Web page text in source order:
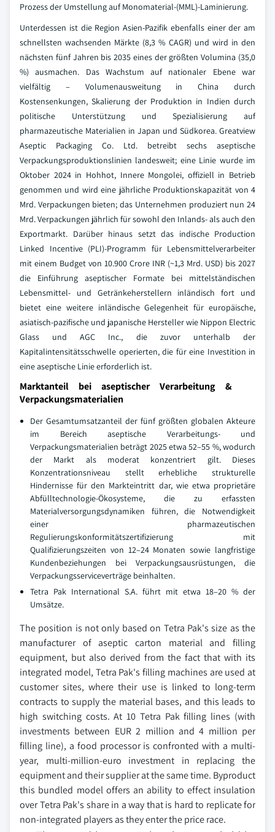
Prozess der Umstellung auf Monomaterial-(MML)-Laminierung.
Unterdessen ist die Region Asien-Pazifik ebenfalls einer der am
schnellsten wachsenden Märkte (8,3 % CAGR) und wird in den
nächsten fünf Jahren bis 2035 eines der größten Volumina (35,0
%) ausmachen. Das Wachstum auf nationaler Ebene war
vielfältig – Volumenausweitung in China durch
Kostensenkungen, Skalierung der Produktion in Indien durch
politische Unterstützung und Spezialisierung auf
pharmazeutische Materialien in Japan und Südkorea. Greatview
Aseptic Packaging Co. Ltd. betreibt sechs aseptische
Verpackungsproduktionslinien landesweit; eine Linie wurde im
Oktober 2024 in Hohhot, Innere Mongolei, offiziell in Betrieb
genommen und wird eine jährliche Produktionskapazität von 4
Mrd. Verpackungen bieten; das Unternehmen produziert nun 24
Mrd. Verpackungen jährlich für sowohl den Inlands- als auch den
Exportmarkt. Darüber hinaus setzt das indische Production
Linked Incentive (PLI)-Programm für Lebensmittelverarbeiter
mit einem Budget von 10.900 Crore INR (~1,3 Mrd. USD) bis 2027
die Einführung aseptischer Formate bei mittelständischen
Lebensmittel- und Getränkeherstellern inländisch fort und
bietet eine weitere inländische Gelegenheit für europäische,
asiatisch-pazifische und japanische Hersteller wie Nippon Electric
Glass und AGC Inc., die zuvor unterhalb der
Kapitalintensitätsschwelle operierten, die für eine Investition in
eine aseptische Linie erforderlich ist.
Marktanteil bei aseptischer Verarbeitung &
Verpackungsmaterialien
Der Gesamtumsatzanteil der fünf größten globalen Akteure
im Bereich aseptische Verarbeitungs- und
Verpackungsmaterialien beträgt 2025 etwa 52–55 %, wodurch
der Markt als moderat konzentriert gilt. Dieses
Konzentrationsniveau stellt erhebliche strukturelle
Hindernisse für den Markteintritt dar, wie etwa proprietäre
Abfülltechnologie-Ökosysteme, die zu erfassten
Materialversorgungsdynamiken führen, die Notwendigkeit
einer pharmazeutischen
Regulierungskonformitätszertifizierung mit
Qualifizierungszeiten von 12–24 Monaten sowie langfristige
Kundenbeziehungen bei Verpackungsausrüstungen, die
Verpackungsserviceverträge beinhalten.
Tetra Pak International S.A. führt mit etwa 18–20 % der
Umsätze.
The position is not only based on Tetra Pak's size as the
manufacturer of aseptic carton material and filling
equipment, but also derived from the fact that with its
integrated model, Tetra Pak's filling machines are used at
customer sites, where their use is linked to long-term
contracts to supply the material bases, and this leads to
high switching costs. At 10 Tetra Pak filling lines (with
investments between EUR 2 million and 4 million per
filling line), a food processor is confronted with a multi-
year, multi-million-euro investment in replacing the
equipment and their supplier at the same time. Byproduct
this bundled model offers an ability to effect insulation
over Tetra Pak's share in a way that is hard to replicate for
non-integrated players as they enter the price race.